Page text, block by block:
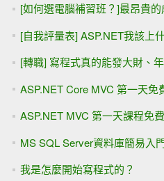
[如何選電腦補習班？]最昂貴的
[自我評量表] ASP.NET我該上
[轉職] 寫程式真的能發大財、
ASP.NET Core MVC 第一天免
ASP.NET MVC 第一天課程免
MS SQL Server資料庫簡易入
我是怎麼開始寫程式的？